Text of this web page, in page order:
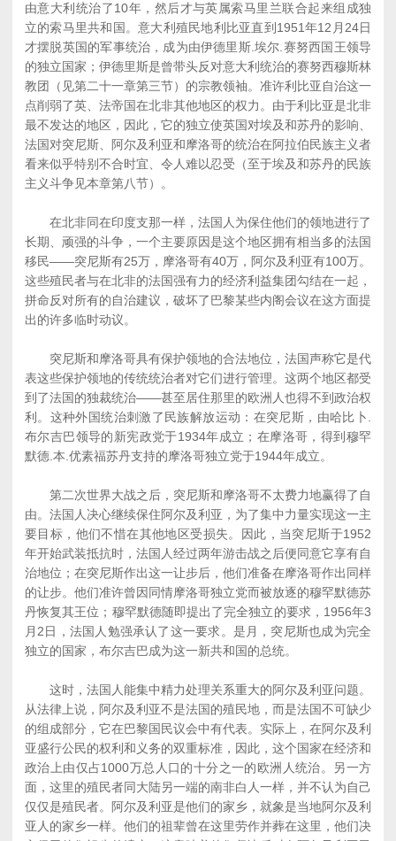
由意大利统治了10年，然后才与英属索马里兰联合起来组成独
立的索马里共和国。意大利殖民地利比亚直到1951年12月24日
才摆脱英国的军事统治，成为由伊德里斯.埃尔.赛努西国王领导
的独立国家；伊德里斯是曾带头反对意大利统治的赛努西穆斯林
教团（见第二十一章第三节）的宗教领袖。准许利比亚自治这一
点削弱了英、法帝国在北非其他地区的权力。由于利比亚是北非
最不发达的地区，因此，它的独立使英国对埃及和苏丹的影响、
法国对突尼斯、阿尔及利亚和摩洛哥的统治在阿拉伯民族主义者
看来似乎特别不合时宜、令人难以忍受（至于埃及和苏丹的民族
主义斗争见本章第八节）。
在北非同在印度支那一样，法国人为保住他们的领地进行了
长期、顽强的斗争，一个主要原因是这个地区拥有相当多的法国
移民――突尼斯有25万，摩洛哥有40万，阿尔及利亚有100万。
这些殖民者与在北非的法国强有力的经济利益集团勾结在一起，
拼命反对所有的自治建议，破坏了巴黎某些内阁会议在这方面提
出的许多临时动议。
突尼斯和摩洛哥具有保护领地的合法地位，法国声称它是代
表这些保护领地的传统统治者对它们进行管理。这两个地区都受
到了法国的独裁统治――甚至居住那里的欧洲人也得不到政治权
利。这种外国统治刺激了民族解放运动：在突尼斯，由哈比卜.
布尔吉巴领导的新宪政党于1934年成立；在摩洛哥，得到穆罕
默德.本.优素福苏丹支持的摩洛哥独立党于1944年成立。
第二次世界大战之后，突尼斯和摩洛哥不太费力地赢得了自
由。法国人决心继续保住阿尔及利亚，为了集中力量实现这一主
要目标，他们不惜在其他地区受损失。因此，当突尼斯于1952
年开始武装抵抗时，法国人经过两年游击战之后便同意它享有自
治地位；在突尼斯作出这一让步后，他们准备在摩洛哥作出同样
的让步。他们准许曾因同情摩洛哥独立党而被放逐的穆罕默德苏
丹恢复其王位；穆罕默德随即提出了完全独立的要求，1956年3
月2日，法国人勉强承认了这一要求。是月，突尼斯也成为完全
独立的国家，布尔吉巴成为这一新共和国的总统。
这时，法国人能集中精力处理关系重大的阿尔及利亚问题。
从法律上说，阿尔及利亚不是法国的殖民地，而是法国不可缺少
的组成部分，它在巴黎国民议会中有代表。实际上，在阿尔及利
亚盛行公民的权利和义务的双重标准，因此，这个国家在经济和
政治上由仅占1000万总人口的十分之一的欧洲人统治。另一方
面，这里的殖民者同大陆另一端的南非白人一样，并不认为自己
仅仅是殖民者。阿尔及利亚是他们的家乡，就象是当地阿尔及利
亚人的家乡一样。他们的祖辈曾在这里劳作并葬在这里，他们决